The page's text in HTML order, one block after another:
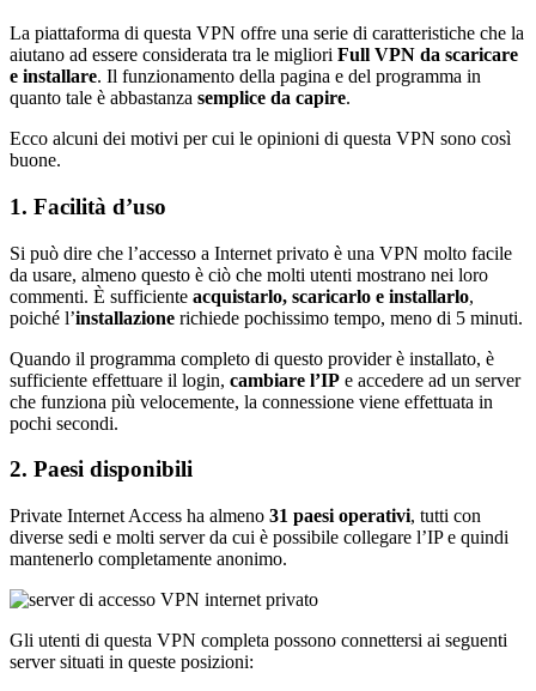
La piattaforma di questa VPN offre una serie di caratteristiche che la
aiutano ad essere considerata tra le migliori Full VPN da scaricare
e installare. Il funzionamento della pagina e del programma in
quanto tale è abbastanza semplice da capire.
Ecco alcuni dei motivi per cui le opinioni di questa VPN sono così
buone.
1. Facilità d’uso
Si può dire che l’accesso a Internet privato è una VPN molto facile
da usare, almeno questo è ciò che molti utenti mostrano nei loro
commenti. È sufficiente acquistarlo, scaricarlo e installarlo,
poiché l’installazione richiede pochissimo tempo, meno di 5 minuti.
Quando il programma completo di questo provider è installato, è
sufficiente effettuare il login, cambiare l’IP e accedere ad un server
che funziona più velocemente, la connessione viene effettuata in
pochi secondi.
2. Paesi disponibili
Private Internet Access ha almeno 31 paesi operativi, tutti con
diverse sedi e molti server da cui è possibile collegare l’IP e quindi
mantenerlo completamente anonimo.
Gli utenti di questa VPN completa possono connettersi ai seguenti
server situati in queste posizioni: